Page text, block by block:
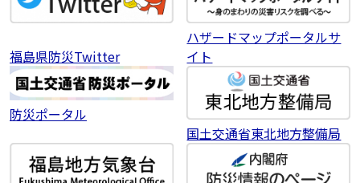
福島県防災Twitter
ハザードマップポータルサ
イト
防災ポータル
国土交通省東北地方整備局